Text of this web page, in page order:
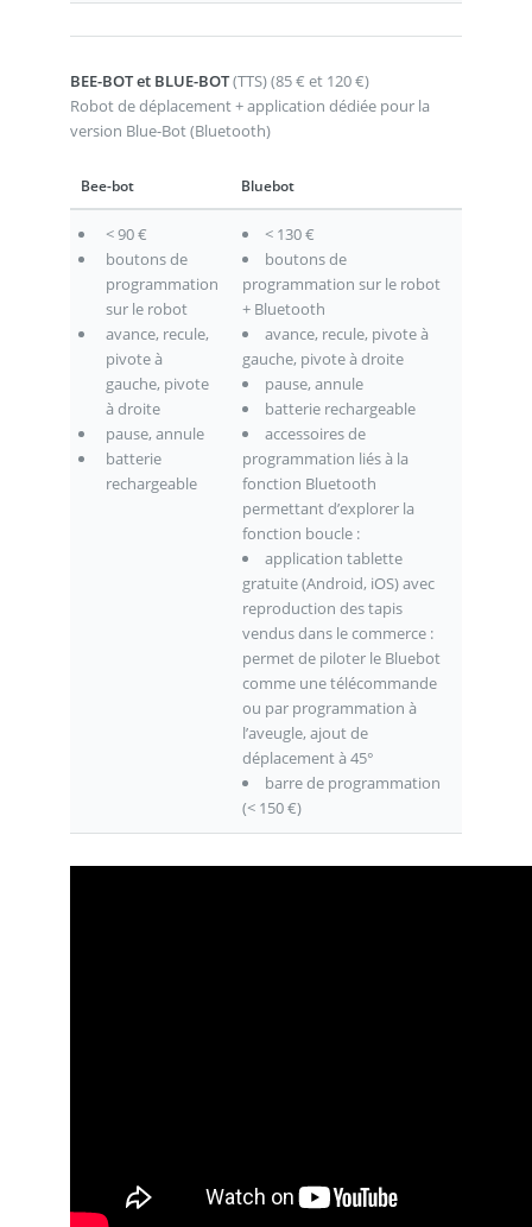
BEE-BOT et BLUE-BOT(TTS) (85 € et 120 €)
Robot de déplacement + application dédiée pour la
version Blue-Bot (Bluetooth)
Bee-bot Bluebot
< 90 €
boutons de
programmation
sur le robot
avance, recule,
pivote à
gauche, pivote
à droite
pause, annule
batterie
rechargeable
< 130 €
boutons de
programmation sur le robot
+ Bluetooth
avance, recule, pivote à
gauche, pivote à droite
pause, annule
batterie rechargeable
accessoires de
programmation liés à la
fonction Bluetooth
permettant d’explorer la
fonction boucle :
application tablette
gratuite (Android, iOS) avec
reproduction des tapis
vendus dans le commerce :
permet de piloter le Bluebot
comme une télécommande
ou par programmation à
l’aveugle, ajout de
déplacement à 45°
barre de programmation
(< 150 €)